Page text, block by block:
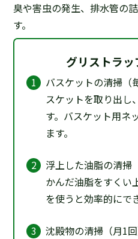
臭や害虫の発生、排水管の
す。
グリストラ
バスケットの清掃（
スケットを取り出し
す。バスケット用ネ
ます。
浮上した油脂の清掃
かんだ油脂をすくい
を使うと効率的にで
沈殿物の清掃（月1